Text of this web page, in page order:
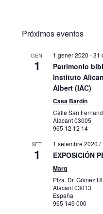
Próximos eventos
GEN.
1
1 gener 2020 -31
Patrimonio
Instituto
Albert (IAC)
Casa Bardín
Calle San
Alacant03005
965 12 12 14
SET.
1
1 setembre 2020 /
EXPOSICIÓN
Marq
Plza. Dr. Gómez
Alacant03013
España
965 149 000